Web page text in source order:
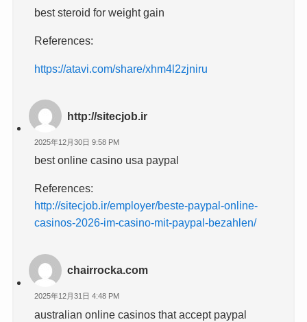
best steroid for weight gain
References:
https://atavi.com/share/xhm4l2zjniru
http://sitecjob.ir
2025年12月30日 9:58 PM
best online casino usa paypal
References:
http://sitecjob.ir/employer/beste-paypal-online-
casinos-2026-im-casino-mit-paypal-bezahlen/
chairrocka.com
2025年12月31日 4:48 PM
australian online casinos that accept paypal